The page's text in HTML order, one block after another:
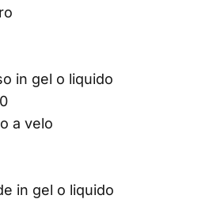
in gel o liquido
a velo
in gel o liquido